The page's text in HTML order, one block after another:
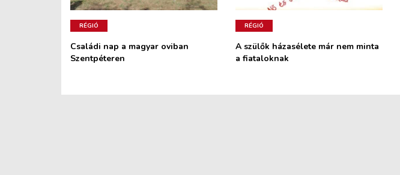
RÉGIÓ
Családi nap a magyar oviban
Szentpéteren
RÉGIÓ
A szülők házasélete már nem minta
a fiataloknak